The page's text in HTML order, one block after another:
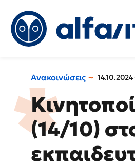
Ανακοινώσεις
(14/10)